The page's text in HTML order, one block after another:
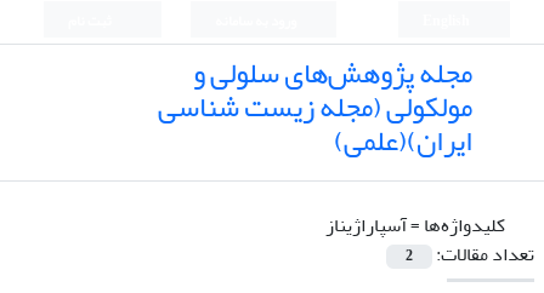
مجله پژوهش‌های سلولی و
مولکولی (مجله زیست شناسی
ایران)(علمی)
کلیدواژه‌ها =آسپاراژیناز
تعداد مقالات:
2